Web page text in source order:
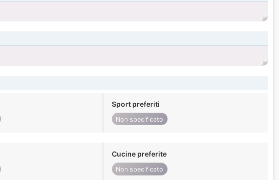
Sport preferiti
Non specificato
Cucine preferite
Non specificato